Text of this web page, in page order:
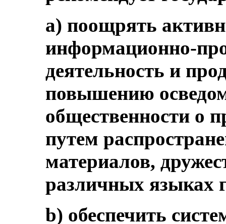
a) поощрять
информационно-
деятельность и
повышению
общественности о
путем
материалов,
различных языках
b) обеспечить